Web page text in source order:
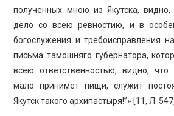
полученных мною из Якутска,
дело со всею ревностию, и в
богослужения и требоисправления
письма тамошняго губернатора,
всею ответственностью, видно,
мало принимет пищи, служит
Якутск такого архипастыря!”» [11, Л. 547].